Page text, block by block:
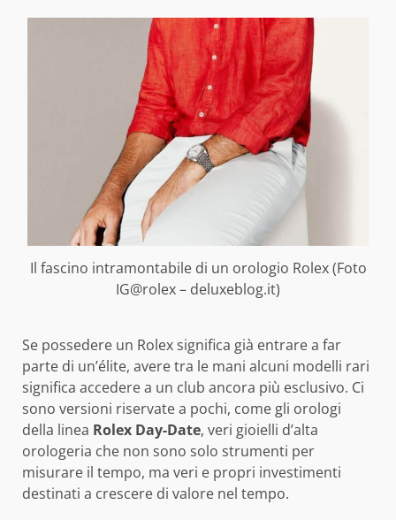
Il fascino intramontabile di un orologio Rolex (Foto
IG@rolex – deluxeblog.it)
Se possedere un Rolex significa già entrare a far
parte di un’élite, avere tra le mani alcuni modelli rari
significa accedere a un club ancora più esclusivo. Ci
sono versioni riservate a pochi, come gli orologi
della linea Rolex Day-Date, veri gioielli d’alta
orologeria che non sono solo strumenti per
misurare il tempo, ma veri e propri investimenti
destinati a crescere di valore nel tempo.